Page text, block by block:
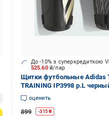
525.60₴/пар
До -10% з суперкредиткою
Щитки футбольные Adidas
TRAINING IP3998 р.L
оценить
899 -315 ₴